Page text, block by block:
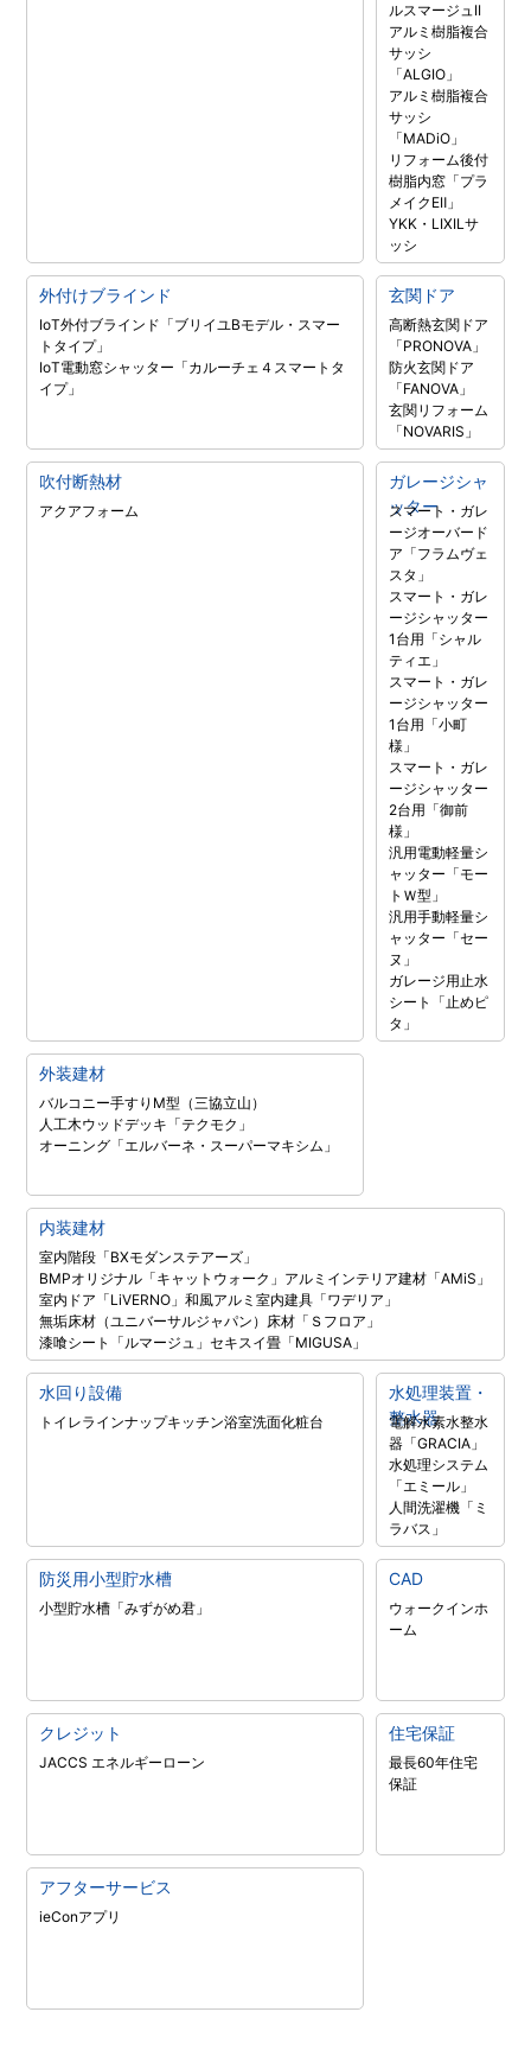
ルスマージュII
アルミ樹脂複合
サッシ
「ALGIO」
アルミ樹脂複合
サッシ
「MADiO」
リフォーム後付
樹脂内窓「プラ
メイクEⅡ」
YKK・LIXILサ
ッシ
外付けブラインド
IoT外付ブラインド「ブリイユBモデル・スマー
トタイプ」
IoT電動窓シャッター「カルーチェ４スマートタ
イプ」
玄関ドア
高断熱玄関ドア
「PRONOVA」
防火玄関ドア
「FANOVA」
玄関リフォーム
「NOVARIS」
吹付断熱材
アクアフォーム
ガレージシャ
ッター
スマート・ガレ
ージオーバード
ア「フラムヴェ
スタ」
スマート・ガレ
ージシャッター
1台用「シャル
ティエ」
スマート・ガレ
ージシャッター
1台用「小町
様」
スマート・ガレ
ージシャッター
2台用「御前
様」
汎用電動軽量シ
ャッター「モー
トＷ型」
汎用手動軽量シ
ャッター「セー
ヌ」
ガレージ用止水
シート「止めピ
タ」
外装建材
バルコニー手すりM型（三協立山）
人工木ウッドデッキ「テクモク」
オーニング「エルバーネ・スーパーマキシム」
内装建材
室内階段「BXモダンステアーズ」
BMPオリジナル「キャットウォーク」 アルミインテリア建材「AMiS」
室内ドア「LiVERNO」和風アルミ室内建具「ワデリア」
無垢床材（ユニバーサルジャパン） 床材「Ｓフロア」
漆喰シート「ルマージュ」セキスイ畳「MIGUSA」
水回り設備
トイレラインナップキッチン浴室洗面化粧台
水処理装置・
整水器
電解水素水整水
器「GRACIA」
水処理システム
「エミール」
人間洗濯機「ミ
ラバス」
防災用小型貯水槽
小型貯水槽「みずがめ君」
CAD
ウォークインホ
ーム
クレジット
JACCS エネルギーローン
住宅保証
最長60年住宅
保証
アフターサービス
ieConアプリ